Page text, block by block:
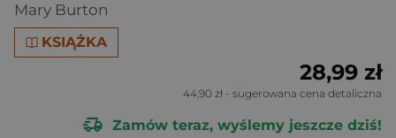
Mary Burton
KSIĄŻKA
28,99 zł
44,90 zł - sugerowana cena detaliczna
Zamów teraz, wyślemy jeszcze dziś!